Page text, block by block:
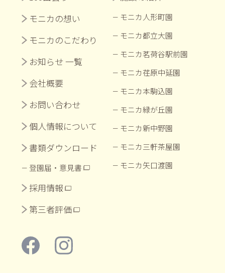
モニカの想い
モニカのこだわり
お知らせ 一覧
会社概要
お問い合わせ
個人情報について
モニカ人形町園
モニカ都立大園
モニカ茗荷谷駅前園
モニカ荏原中延園
モニカ本駒込園
モニカ緑が丘園
モニカ新中野園
モニカ三軒茶屋園
モニカ矢口渡園
書類ダウンロード
登園届・意見書
採用情報
第三者評価